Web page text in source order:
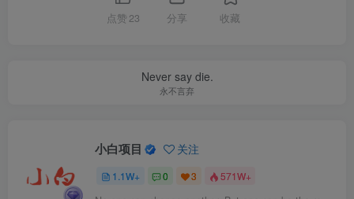
点赞 23 分享 收藏
Never say die.
永不言弃
小白项目 关注
1.1W+ 0 3 571W+